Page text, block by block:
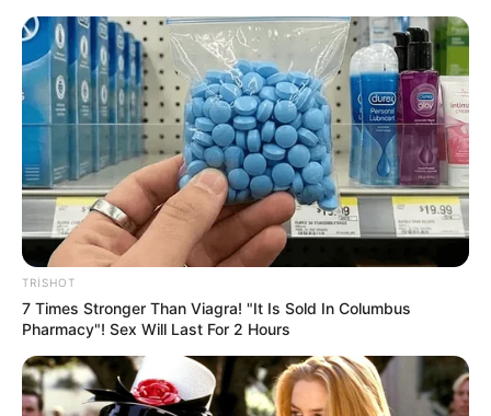
11:49 / 06 Avqust 2026 CƏMİYYƏT
Zəncirvari qəza - 5 nəfər xəsarət alıb
58
TRISHOT
7 Times Stronger Than Viagra! "It Is Sold In Columbus
Pharmacy"! Sex Will Last For 2 Hours